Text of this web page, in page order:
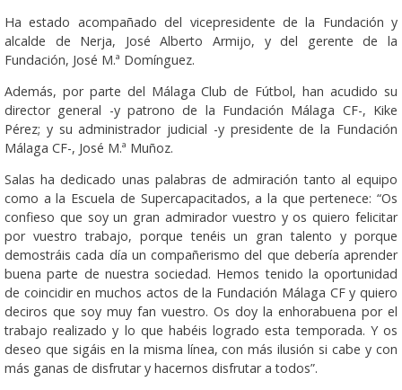
Ha estado acompañado del vicepresidente de la Fundación y
alcalde de Nerja, José Alberto Armijo, y del gerente de la
Fundación, José M.ª Domínguez.
Además, por parte del Málaga Club de Fútbol, han acudido su
director general -y patrono de la Fundación Málaga CF-, Kike
Pérez; y su administrador judicial -y presidente de la Fundación
Málaga CF-, José M.ª Muñoz.
Salas ha dedicado unas palabras de admiración tanto al equipo
como a la Escuela de Supercapacitados, a la que pertenece: “Os
confieso que soy un gran admirador vuestro y os quiero felicitar
por vuestro trabajo, porque tenéis un gran talento y porque
demostráis cada día un compañerismo del que debería aprender
buena parte de nuestra sociedad. Hemos tenido la oportunidad
de coincidir en muchos actos de la Fundación Málaga CF y quiero
deciros que soy muy fan vuestro. Os doy la enhorabuena por el
trabajo realizado y lo que habéis logrado esta temporada. Y os
deseo que sigáis en la misma línea, con más ilusión si cabe y con
más ganas de disfrutar y hacernos disfrutar a todos”.